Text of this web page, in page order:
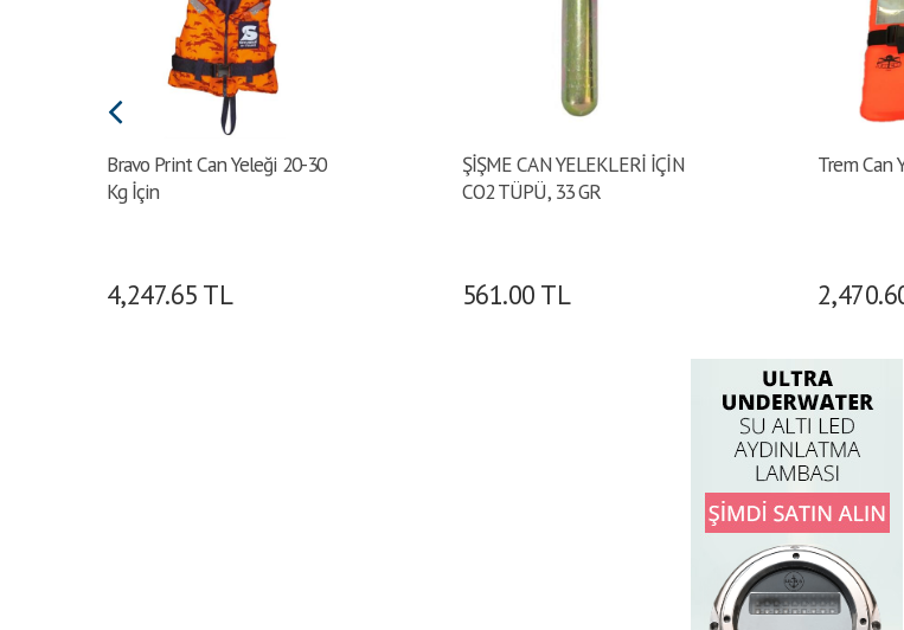
Bravo Print Can Yeleği 20-30
Kg İçin
4,247.65 TL
ŞİŞME CAN YELEKLERİ İÇİN
CO2 TÜPÜ, 33 GR
561.00 TL
Trem Can